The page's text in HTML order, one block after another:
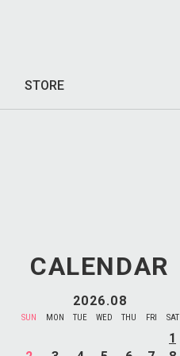
STORE
CALENDAR
2026.08
SUN MON TUE WED THU FRI SAT
1